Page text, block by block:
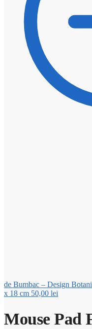
de Bumbac – Design
x 18 cm 50,00 lei
Mouse Pad